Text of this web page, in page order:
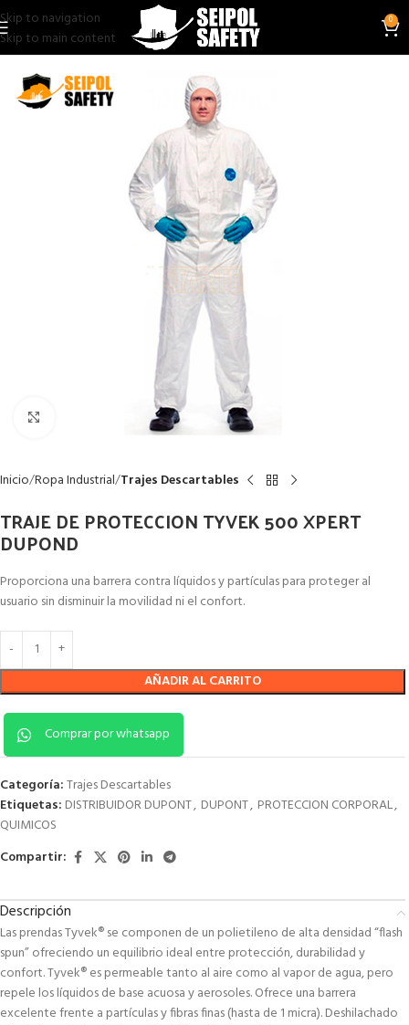
Skip to navigation
Skip to main content
0
Inicio Ropa Industrial Trajes Descartables
TRAJE DE PROTECCION TYVEK 500 XPERT
DUPOND
Proporciona una barrera contra líquidos y partículas para proteger al
usuario sin disminuir la movilidad ni el confort.
AÑADIR AL CARRITO
Comprar por whatsapp
Categoría:Trajes Descartables
Etiquetas: DISTRIBUIDOR DUPONT, DUPONT, PROTECCION CORPORAL,
QUIMICOS
Compartir:
Descripción
Las prendas Tyvek® se componen de un polietileno de alta densidad “flash
spun” ofreciendo un equilibrio ideal entre protección, durabilidad y
confort. Tyvek® es permeable tanto al aire como al vapor de agua, pero
repele los líquidos de base acuosa y aerosoles. Ofrece una barrera
excelente frente a partículas y fibras finas (hasta de 1 micra). Deshilachado